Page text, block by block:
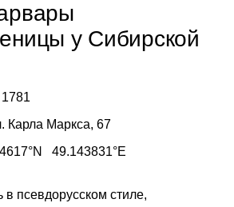
у Сибирской
1781
Карла Маркса, 67
49.143831°E
в псевдорусском стиле,